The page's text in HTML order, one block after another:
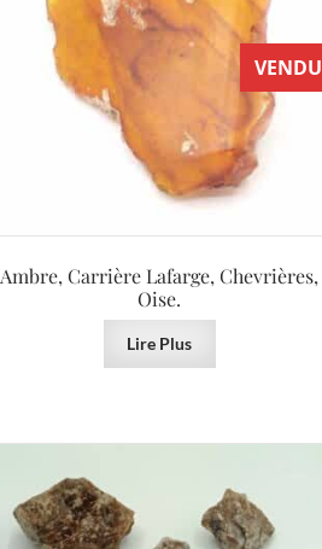
VENDU
Ambre, Carrière Lafarge, Chevrières,
Oise.
Lire Plus